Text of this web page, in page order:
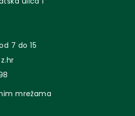
7 do 15
mrežama